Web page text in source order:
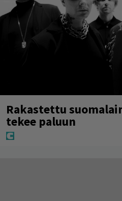
Rakastettu
tekee paluun